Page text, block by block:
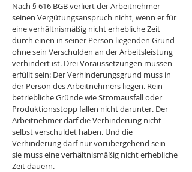
Nach § 616 BGB verliert der Arbeitnehmer
seinen Vergütungsanspruch nicht, wenn er für
eine verhältnismäßig nicht erhebliche Zeit
durch einen in seiner Person liegenden Grund
ohne sein Verschulden an der Arbeitsleistung
verhindert ist. Drei Voraussetzungen müssen
erfüllt sein: Der Verhinderungsgrund muss in
der Person des Arbeitnehmers liegen. Rein
betriebliche Gründe wie Stromausfall oder
Produktionsstopp fallen nicht darunter. Der
Arbeitnehmer darf die Verhinderung nicht
selbst verschuldet haben. Und die
Verhinderung darf nur vorübergehend sein –
sie muss eine verhältnismäßig nicht erhebliche
Zeit dauern.